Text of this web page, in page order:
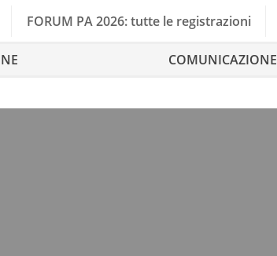
FORUM PA 2026: tutte le registrazioni
COMUNICAZIONE